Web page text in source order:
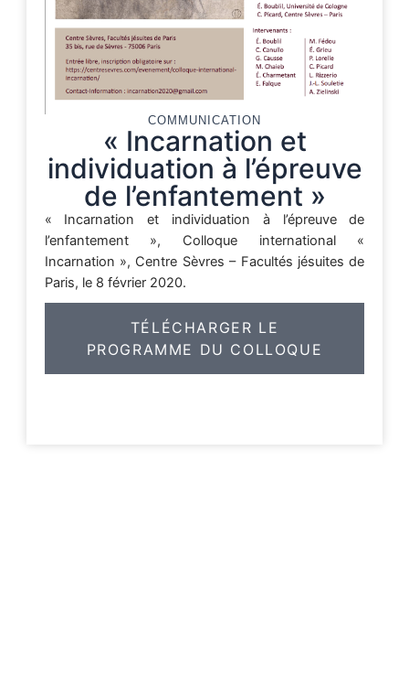
COMMUNICATION
« Incarnation et
individuation à l’épreuve
de l’enfantement »
« Incarnation et individuation à l’épreuve de
l’enfantement », Colloque international «
Incarnation », Centre Sèvres – Facultés jésuites de
Paris, le 8 février 2020.
TÉLÉCHARGER LE
PROGRAMME DU COLLOQUE